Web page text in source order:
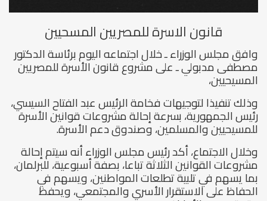
قانون الاسرة للمصريين المسحيين
وافق مجلس الوزراء ـ خلال اجتماعه اليوم برئاسة الدكتور
مصطفى مدبولي ـ على مشروع قانون الأسرة للمصريين
المسيحيين،
وذلك تنفيذا لتوجيهات فخامة الرئيس عبد الفتاح السيسي،
رئيس الجمهورية، بسرعة إحالة مشروعات قوانين الأسرة
للمسيحيين والمسلمين، وصندوق دعم الأسرة.
وخلال الاجتماع، أكد رئيس مجلس الوزراء أنه سيتم إحالة
مشروعات القوانين الثلاثة تباعا، بصفة أسبوعية، للبرلمان،
بما يسهم في تلبية تطلعات المواطنين، ويسهم في
الحفاظ على الاستقرار الأسري والمجتمعي، ويحفظ